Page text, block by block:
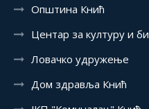
Општина Кнић
Центар за културу и
Ловачко удружење
Дом здравља Кнић